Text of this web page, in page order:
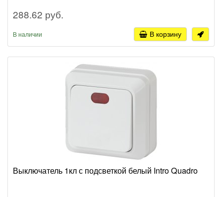
288.62 руб.
В наличии В корзину
Выключатель 1кл с подсветкой белый Intro Quadro